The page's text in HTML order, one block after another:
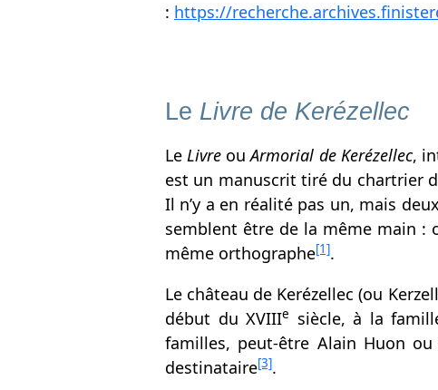
: https://
Le Livre de Kerézellec
LeLivre ouArmorial de Kerézellec,
est un manuscrit tiré du chartrier
Il n’y a en réalité pas un, mais
semblent être de la même main :
même orthographe[1].
Le château de Kerézellec (ou
début du XVIIIe
siècle, à la
familles, peut-être Alain Huon
destinataire[3].